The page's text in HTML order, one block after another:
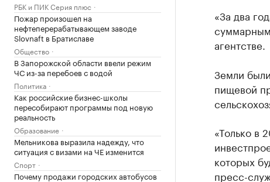
РБК и ПИК Серия плюс
Пожар произошел на
нефтеперерабатывающем заводе
Slovnaft в Братиславе
Общество
В Запорожской области ввели режим
ЧС из-за перебоев с водой
Политика
Как российские бизнес-школы
пересобирают программы под новую
реальность
Образование
Мельникова выразила надежду, что
ситуация с визами на ЧЕ изменится
Спорт
Почему продажи городских автобусов
«За два
агентстве.
Земли
пищевой
«Только в
которых
пресс-